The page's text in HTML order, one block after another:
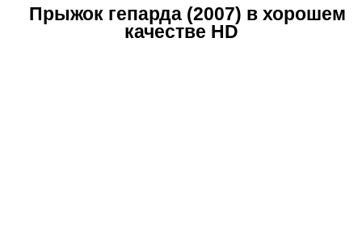
Прыжок гепарда (2007) в хорошем
качестве HD